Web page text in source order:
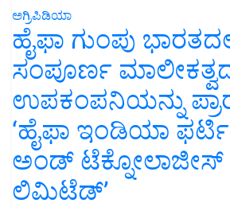
ಅಗ್ರಿಪಿಡಿಯಾ
ಹೈಫಾ ಗುಂಪು
ಸಂಪೂರ್ಣ
ಉಪಕಂಪನಿಯನ್ನು
‘ಹೈಫಾ ಇಂಡಿಯಾ
ಅಂಡ್ ಟೆಕ್ನೋಲಾಜೀಸ್
ಲಿಮಿಟೆಡ್’